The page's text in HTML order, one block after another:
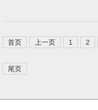
首页 上一页 1 2
尾页